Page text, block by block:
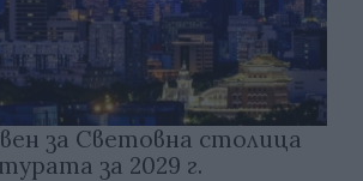
за Световна столица
за 2029 г.